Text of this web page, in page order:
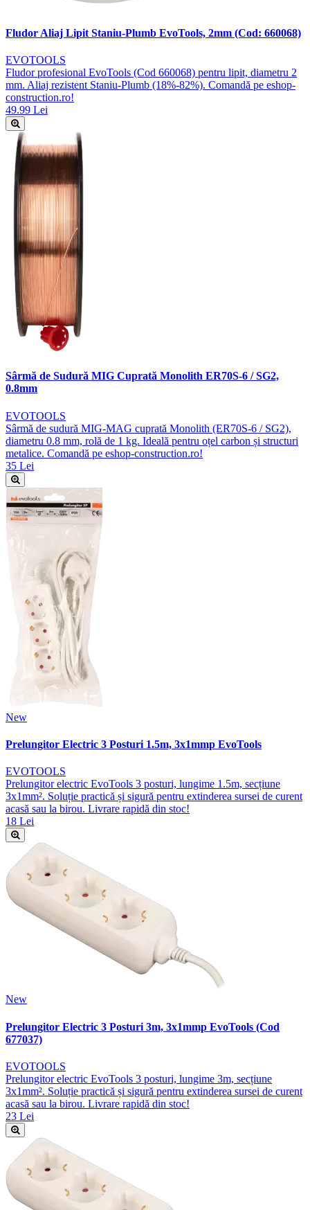
Fludor Aliaj Lipit Staniu-Plumb EvoTools, 2mm (Cod: 660068)
EVOTOOLS
Fludor profesional EvoTools (Cod 660068) pentru lipit, diametru 2
mm. Aliaj rezistent Staniu-Plumb (18%-82%). Comandă pe eshop-
construction.ro!
49.99 Lei
Sârmă de Sudură MIG Cuprată Monolith ER70S-6 / SG2,
0.8mm
EVOTOOLS
Sârmă de sudură MIG-MAG cuprată Monolith (ER70S-6 / SG2),
diametru 0.8 mm, rolă de 1 kg. Ideală pentru oțel carbon și structuri
metalice. Comandă pe eshop-construction.ro!
35 Lei
New
Prelungitor Electric 3 Posturi 1.5m, 3x1mmp EvoTools
EVOTOOLS
Prelungitor electric EvoTools 3 posturi, lungime 1.5m, secțiune
3x1mm². Soluție practică și sigură pentru extinderea sursei de curent
acasă sau la birou. Livrare rapidă din stoc!
18 Lei
New
Prelungitor Electric 3 Posturi 3m, 3x1mmp EvoTools (Cod
677037)
EVOTOOLS
Prelungitor electric EvoTools 3 posturi, lungime 3m, secțiune
3x1mm². Soluție practică și sigură pentru extinderea sursei de curent
acasă sau la birou. Livrare rapidă din stoc!
23 Lei